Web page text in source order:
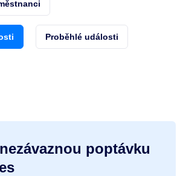
Proběhlé události
poptávku